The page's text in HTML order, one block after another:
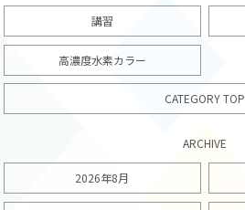
講習
高濃度水素カラー
CATEGORY TOP
ARCHIVE
2026年8月